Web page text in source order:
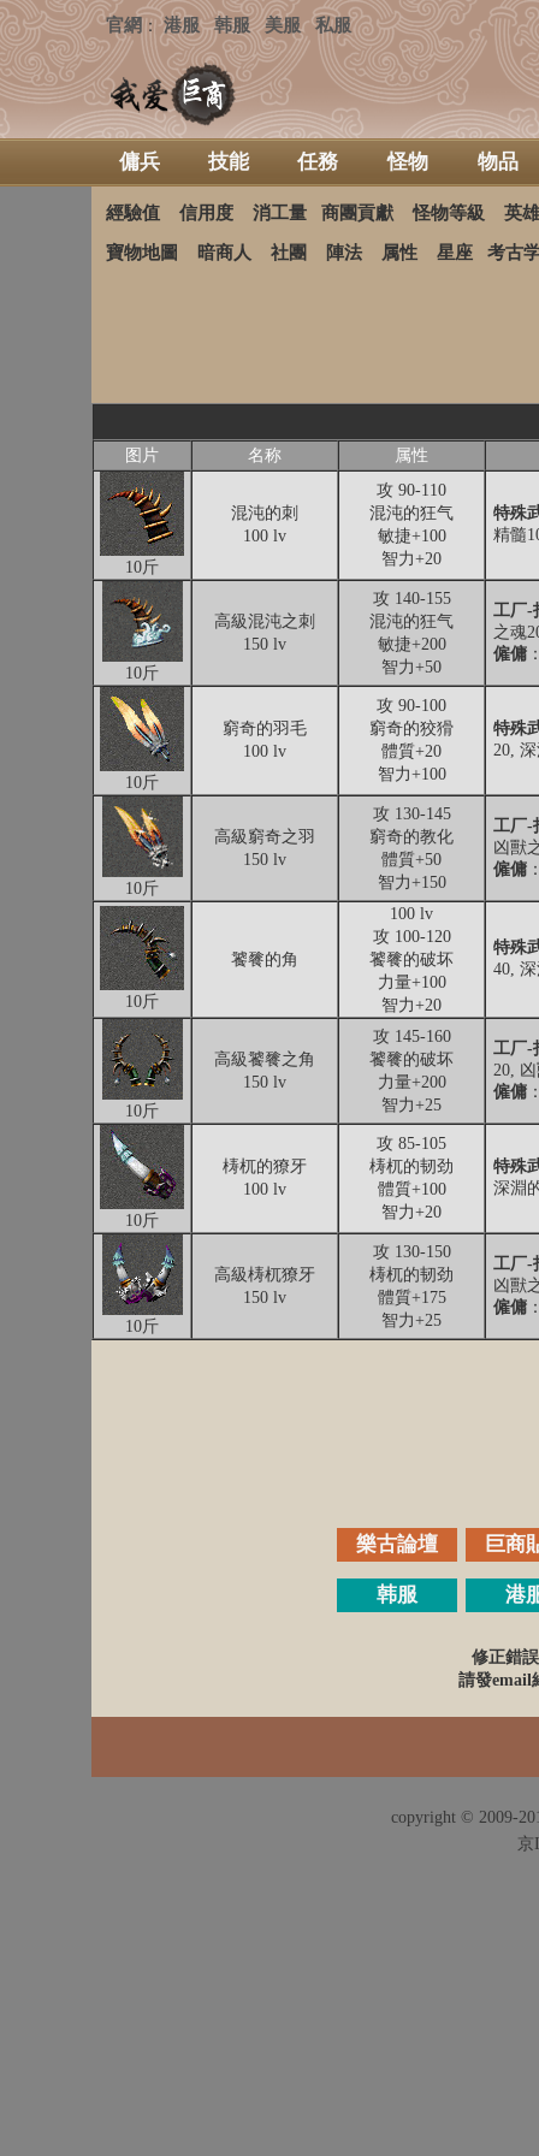
官網 ：港服 韩服 美服 私服
傭兵 技能 任務 怪物 物品
經驗值 信用度 消工量 商團貢獻 怪物等級 英
寶物地圖 暗商人 社團 陣法 属性 星座 考古
图片 名称 属性
10斤
混沌的刺
100 lv
攻 90-110
混沌的狂气
敏捷+100
智力+20
特殊
精髓
10斤
高級混沌之刺
150 lv
攻 140-155
混沌的狂气
敏捷+200
智力+50
工厂-
之魂
僱傭
10斤
窮奇的羽毛
100 lv
攻 90-100
窮奇的狡猾
體質+20
智力+100
特殊
20,
10斤
高級窮奇之羽
150 lv
攻 130-145
窮奇的教化
體質+50
智力+150
工厂-
凶獸
僱傭
10斤
饕餮的角
100 lv
攻 100-120
饕餮的破坏
力量+100
智力+20
特殊
40,
10斤
高級饕餮之角
150 lv
攻 145-160
饕餮的破坏
力量+200
智力+25
工厂-
20,
僱傭
10斤
梼杌的獠牙
100 lv
攻 85-105
梼杌的韧劲
體質+100
智力+20
特殊
深淵
10斤
高級梼杌獠牙
150 lv
攻 130-150
梼杌的韧劲
體質+175
智力+25
工厂-
凶獸
僱傭
樂古論壇 巨商
韩服 港
修正錯
請發email
copyright © 2009-
京